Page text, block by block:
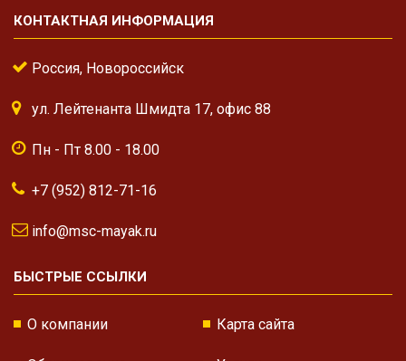
КОНТАКТНАЯ ИНФОРМАЦИЯ
Россия, Новороссийск
ул. Лейтенанта Шмидта 17, офис 88
Пн - Пт 8.00 - 18.00
+7 (952) 812-71-16
info@msc-mayak.ru
БЫСТРЫЕ ССЫЛКИ
О компании Карта сайта